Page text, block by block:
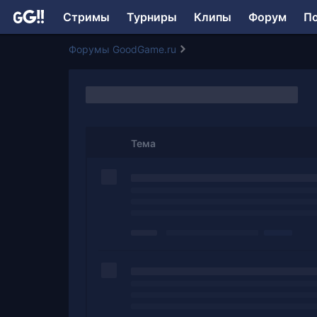
Стримы Турниры Клипы Форум
Форумы GoodGame.ru
Тема